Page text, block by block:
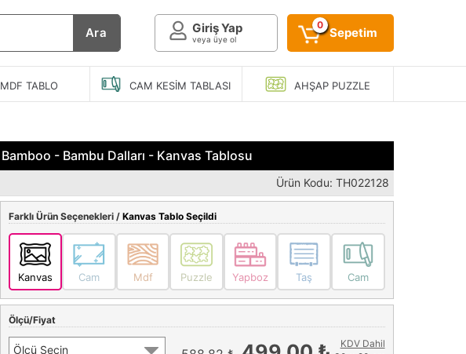
Ara Giriş Yap
veya üye ol
0
Sepetim
MDF TABLO CAM KESIM TABLASI AHŞAPPUZZLE
Bamboo - Bambu Dalları - Kanvas Tablosu
Ürün Kodu: TH022128
Farklı Ürün Seçenekleri / Kanvas Tablo Seçildi
Kanvas Cam Mdf Puzzle Yapboz Taş Cam
Ölçü/Fiyat
Ölçü Seçin
KDV Dahil